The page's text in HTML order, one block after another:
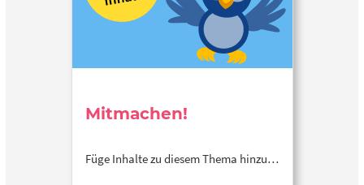
Mitmachen!
Füge Inhalte zu diesem Thema hinzu…